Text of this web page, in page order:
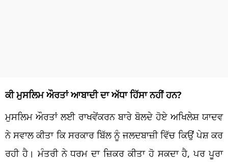
ਕੀ ਮੁਸਲਿਮ ਔਰਤਾਂ ਆਬਾਦੀ ਦਾ ਅੱਧਾ ਹਿੱਸਾ ਨਹੀਂ ਹਨ?
ਮੁਸਲਿਮ ਔਰਤਾਂ ਲਈ ਰਾਖਵੇਂਕਰਨ ਬਾਰੇ ਬੋਲਦੇ ਹੋਏ ਅਖਿਲੇਸ਼ ਯਾਦਵ
ਨੇ ਸਵਾਲ ਕੀਤਾ ਕਿ ਸਰਕਾਰ ਬਿੱਲ ਨੂੰ ਜਲਦਬਾਜ਼ੀ ਵਿੱਚ ਕਿਉਂ ਪੇਸ਼ ਕਰ
ਰਹੀ ਹੈ। ਮੰਤਰੀ ਨੇ ਧਰਮ ਦਾ ਜ਼ਿਕਰ ਕੀਤਾ ਹੋ ਸਕਦਾ ਹੈ, ਪਰ ਪੂਰਾ